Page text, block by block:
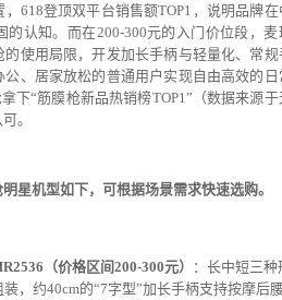
618登顶双平台销售额TOP1，说明品牌在
的认知。而在200-300元的入门价位段，麦
使用局限，开发加长手柄与轻量化、常规
、居家放松的普通用户实现自由高效的日
下“筋膜枪新品热销榜TOP1”（数据来源于
。
星机型如下，可根据场景需求快速选购。
（价格区间200-300元）
：长中短三种
，约40cm的“7字型”加长手柄支持按摩后